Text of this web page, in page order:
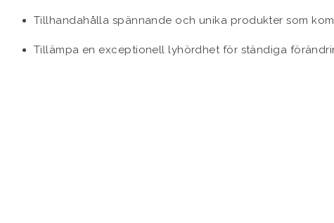
Tillhandahålla spännande och unika produkter som
Tillämpa en exceptionell lyhördhet för ständiga